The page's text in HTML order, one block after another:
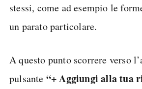
stessi, come ad esempio le
un parato particolare.
A questo punto scorrere verso
pulsante “+ Aggiungi alla tua